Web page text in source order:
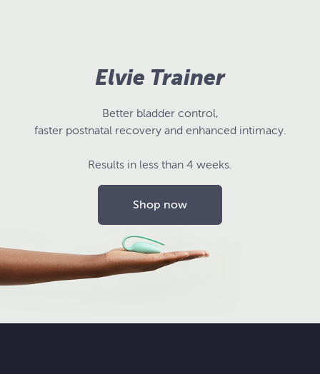
Elvie Trainer
Better bladder control,
faster postnatal recovery and enhanced intimacy.
Results in less than 4 weeks.
Shop now